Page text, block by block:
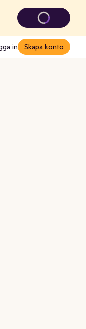
in Skapa konto